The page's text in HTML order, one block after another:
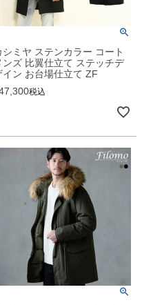
シミヤ ステンカラー コート
ンズ 比翼仕立て ステッチデ
イン お台場仕立て ZF
税込